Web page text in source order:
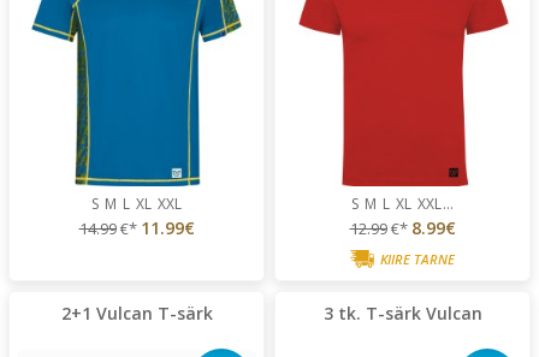
S M L XL XXL
14.99€* 11.99€
S M L XL XXL...
12.99€* 8.99€
KIIRE TARNE
2+1 Vulcan T-särk 3 tk. T-särk Vulcan